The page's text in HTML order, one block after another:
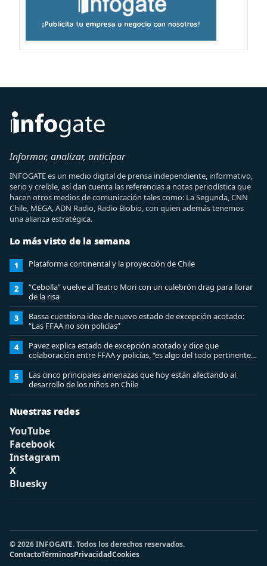
Informar, analizar, anticipar
INFOGATE es un medio digital de prensa independiente, informativo,
serio y creíble, así dan cuenta las referencias a notas periodística que
hacen otros medios de comunicación tales como: La Segunda, CNN
Chile, MEGA, ADN Radio, Radio Biobio, con quien además tenemos
una alianza estratégica.
Lo más visto de la semana
1 Plataforma continental y la proyección de Chile
2
“Cebolla” vuelve al Teatro Mori con un culebrón drag para llorar
de la risa
3
Bassa cuestiona idea de nuevo estado de excepción acotado:
“Las FFAA no son policías”
4
Pavez explica estado de excepción acotado y dice que
colaboración entre FFAA y policías, “es algo del todo pertinente
analizar”
5
Las cinco principales amenazas que hoy están afectando al
desarrollo de los niños en Chile
Nuestras redes
YouTube
Facebook
Instagram
X
Bluesky
© 2026 INFOGATE. Todos los derechos reservados.
ContactoTérminosPrivacidadCookies